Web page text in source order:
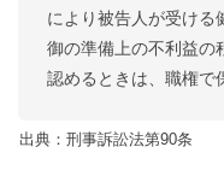
により被告人が受ける
御の準備上の不利益の
認めるときは、職権で
出典：刑事訴訟法第90条